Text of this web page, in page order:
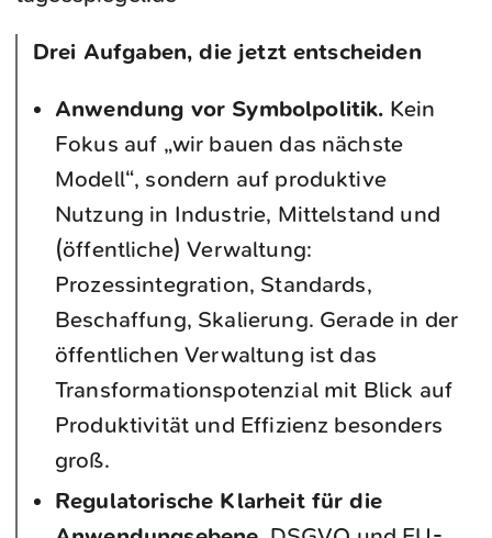
Drei Aufgaben, die jetzt entscheiden
Anwendung vor Symbolpolitik. Kein
Fokus auf „wir bauen das nächste
Modell“, sondern auf produktive
Nutzung in Industrie, Mittelstand und
(öffentliche) Verwaltung:
Prozessintegration, Standards,
Beschaffung, Skalierung. Gerade in der
öffentlichen Verwaltung ist das
Transformationspotenzial mit Blick auf
Produktivität und Effizienz besonders
groß.
Regulatorische Klarheit für die